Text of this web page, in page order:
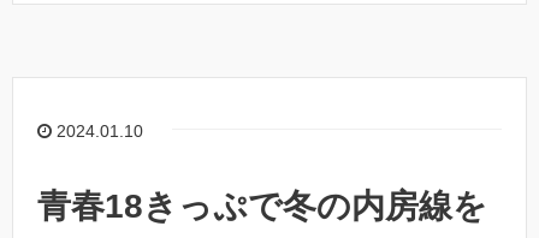
2024.01.10
青春18きっぷで冬の内房線を